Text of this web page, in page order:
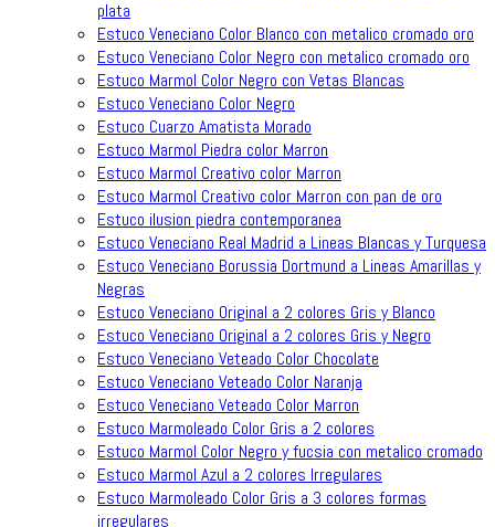
plata
Estuco Veneciano Color Blanco con metalico cromado oro
Estuco Veneciano Color Negro con metalico cromado oro
Estuco Marmol Color Negro con Vetas Blancas
Estuco Veneciano Color Negro
Estuco Cuarzo Amatista Morado
Estuco Marmol Piedra color Marron
Estuco Marmol Creativo color Marron
Estuco Marmol Creativo color Marron con pan de oro
Estuco ilusion piedra contemporanea
Estuco Veneciano Real Madrid a Lineas Blancas y Turquesa
Estuco Veneciano Borussia Dortmund a Lineas Amarillas y
Negras
Estuco Veneciano Original a 2 colores Gris y Blanco
Estuco Veneciano Original a 2 colores Gris y Negro
Estuco Veneciano Veteado Color Chocolate
Estuco Veneciano Veteado Color Naranja
Estuco Veneciano Veteado Color Marron
Estuco Marmoleado Color Gris a 2 colores
Estuco Marmol Color Negro y fucsia con metalico cromado
Estuco Marmol Azul a 2 colores Irregulares
Estuco Marmoleado Color Gris a 3 colores formas
irregulares